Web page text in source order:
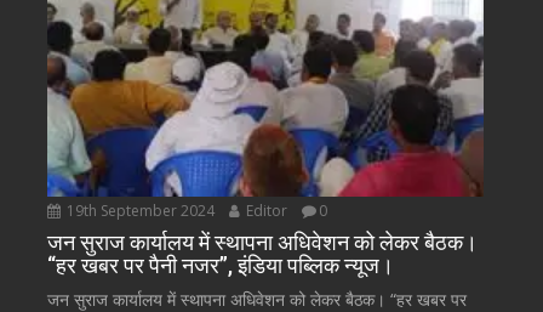
19th September 2024 Editor 0
जन सुराज कार्यालय में स्थापना अधिवेशन को लेकर बैठक।
“हर खबर पर पैनी नजर”, इंडिया पब्लिक न्यूज।
जन सुराज कार्यालय में स्थापना अधिवेशन को लेकर बैठक। “हर खबर पर